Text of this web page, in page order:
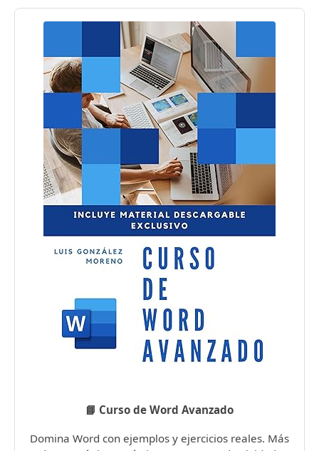
📘 Curso de Word Avanzado
Domina Word con ejemplos y ejercicios reales. Más